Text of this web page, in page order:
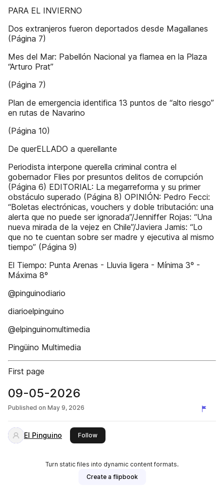
PARA EL INVIERNO
Dos extranjeros fueron deportados desde Magallanes
(Página 7)
Mes del Mar: Pabellón Nacional ya flamea en la Plaza
“Arturo Prat”
(Página 7)
Plan de emergencia identifica 13 puntos de “alto riesgo”
en rutas de Navarino
(Página 10)
De querELLADO a querellante
Periodista interpone querella criminal contra el
gobernador Flies por presuntos delitos de corrupción
(Página 6) EDITORIAL: La megarreforma y su primer
obstáculo superado (Página 8) OPINIÓN: Pedro Fecci:
“Boletas electrónicas, vouchers y doble tributación: una
alerta que no puede ser ignorada”/Jenniffer Rojas: “Una
nueva mirada de la vejez en Chile”/Javiera Jamis: “Lo
que no te cuentan sobre ser madre y ejecutiva al mismo
tiempo” (Página 9)
El Tiempo: Punta Arenas - Lluvia ligera - Mínima 3º -
Máxima 8º
@pinguinodiario
diarioelpinguino
@elpinguinomultimedia
Pingüino Multimedia
First page
09-05-2026
Published on May 9, 2026
El Pinguino Followthis publisher
Turn static files into dynamic content formats.
Create a flipbook